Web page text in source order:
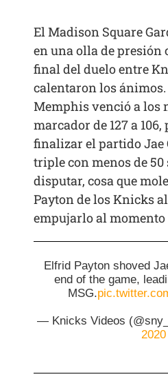
El Madison Square
en una olla de presión
final del duelo entre
calentaron los
Memphis venció a los
marcador de 127 a 106,
finalizar el partido Jae
triple con menos de 50
disputar, cosa que
Payton de los Knicks
empujarlo al
Elfrid Payton shoved
end of the game,
MSG.
— Knicks Videos
2020